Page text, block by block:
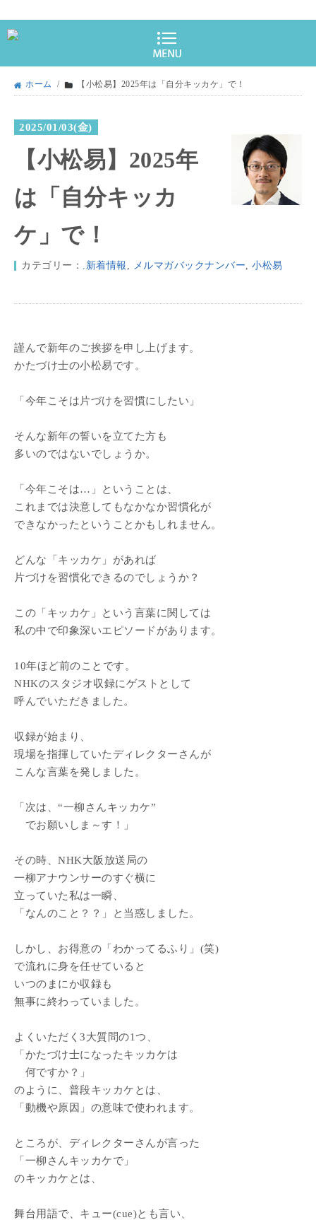
ホーム / 【小松易】2025年は「自分キッカケ」で！
2025/01/03(金)
【小松易】2025年
は「自分キッカ
ケ」で！
カテゴリー： .新着情報 , メルマガバックナンバー, 小松易
謹んで新年のご挨拶を申し上げます。
かたづけ士の小松易です。
「今年こそは片づけを習慣にしたい」
そんな新年の誓いを立てた方も
多いのではないでしょうか。
「今年こそは…」ということは、
これまでは決意してもなかなか習慣化が
できなかったということかもしれません。
どんな「キッカケ」があれば
片づけを習慣化できるのでしょうか？
この「キッカケ」という言葉に関しては
私の中で印象深いエピソードがあります。
10年ほど前のことです。
NHKのスタジオ収録にゲストとして
呼んでいただきました。
収録が始まり、
現場を指揮していたディレクターさんが
こんな言葉を発しました。
「次は、“一柳さんキッカケ”
でお願いしま～す！」
その時、NHK大阪放送局の
一柳アナウンサーのすぐ横に
立っていた私は一瞬、
「なんのこと？？」と当惑しました。
しかし、お得意の「わかってるふり」(笑)
で流れに身を任せていると
いつのまにか収録も
無事に終わっていました。
よくいただく3大質問の1つ、
「かたづけ士になったキッカケは
何ですか？」
のように、普段キッカケとは、
「動機や原因」の意味で使われます。
ところが、ディレクターさんが言った
「一柳さんキッカケで」
のキッカケとは、
舞台用語で、キュー(cue)とも言い、